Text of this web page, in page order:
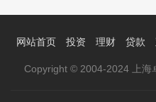
网站首页 投资 理财 贷款
Copyright © 2004-2024 上海